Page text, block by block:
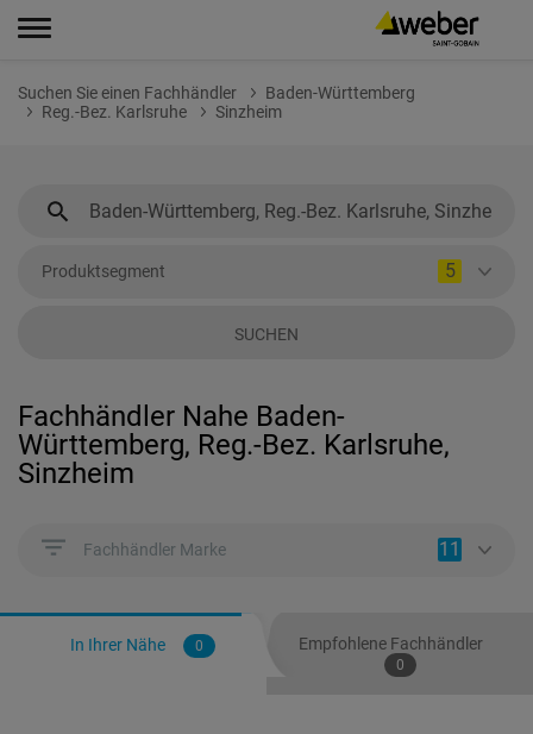
Suchen Sie einen Fachhändler
Baden-Württemberg
Reg.-Bez. Karlsruhe
Sinzheim
Produktsegment 5
SUCHEN
Fachhändler Nahe Baden-
Württemberg, Reg.-Bez. Karlsruhe,
Sinzheim
Fachhändler Marke 11
In Ihrer Nähe 0 Empfohlene Fachhändler
0